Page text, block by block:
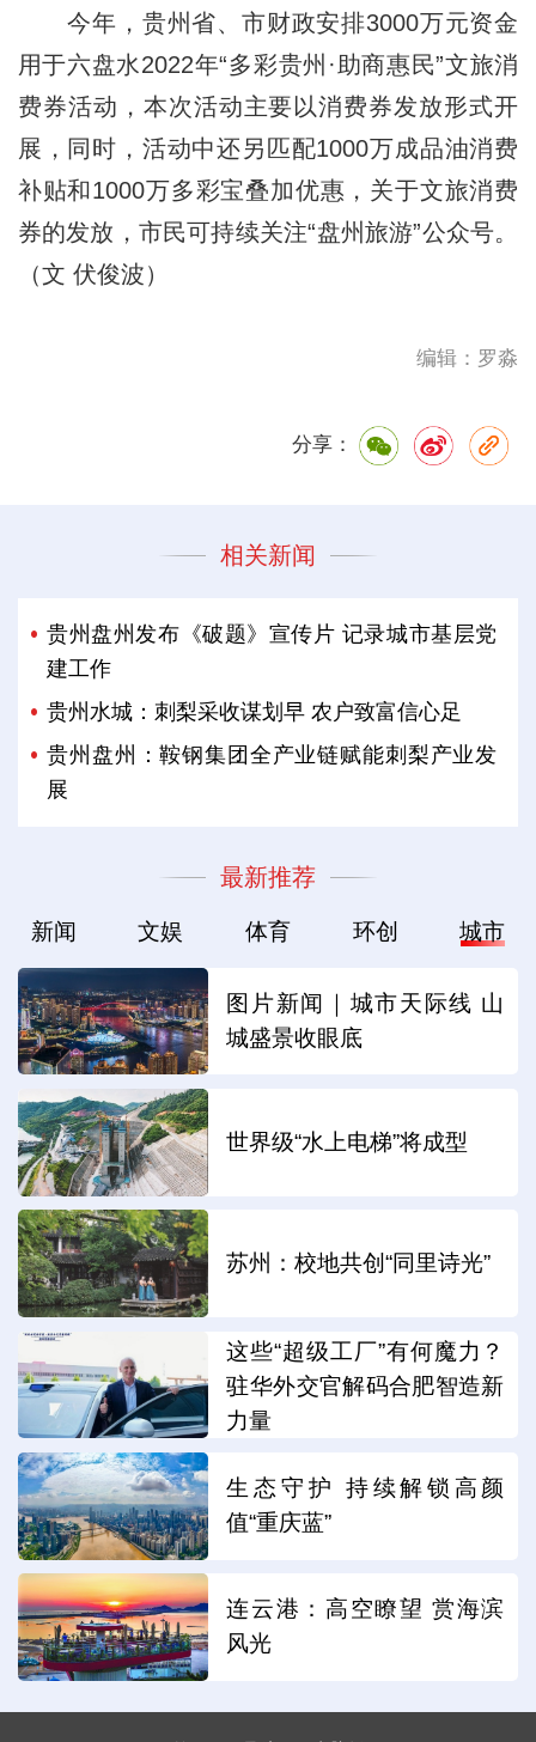
今年，贵州省、市财政安排3000万元资金
用于六盘水2022年“多彩贵州·助商惠民”文旅消
费券活动，本次活动主要以消费券发放形式开
展，同时，活动中还另匹配1000万成品油消费
补贴和1000万多彩宝叠加优惠，关于文旅消费
券的发放，市民可持续关注“盘州旅游”公众号。
（文 伏俊波）
编辑：罗淼
分享：
相关新闻
贵州盘州发布《破题》宣传片 记录城市基层党
建工作
贵州水城：刺梨采收谋划早 农户致富信心足
贵州盘州：鞍钢集团全产业链赋能刺梨产业发
展
最新推荐
新闻 文娱 体育 环创 城市
图片新闻｜城市天际线 山
城盛景收眼底
世界级“水上电梯”将成型
苏州：校地共创“同里诗光”
这些“超级工厂”有何魔力？
驻华外交官解码合肥智造新
力量
生态守护 持续解锁高颜
值“重庆蓝”
连云港：高空瞭望 赏海滨
风光